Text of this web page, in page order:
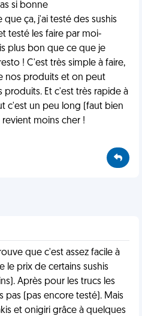
si bonne
ça, j'ai testé des sushis
testé les faire par moi-
plus bon que ce que je
! C'est très simple à faire,
nos produits et on peut
produits. Et c'est très rapide à
c'est un peu long (faut bien
moins cher !
que c'est assez facile à
le prix de certains sushis
Après pour les trucs les
pas (pas encore testé). Mais
et onigiri grâce à quelques